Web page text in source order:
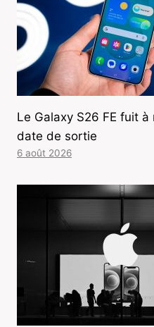
Le Galaxy S26 FE fuit
date de sortie
6 août 2026